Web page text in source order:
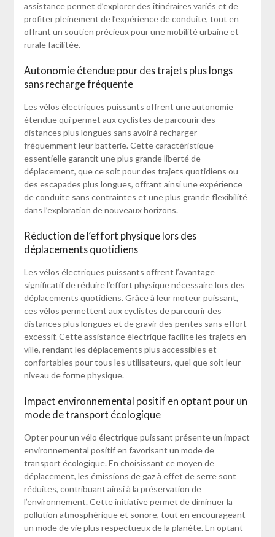
assistance permet d’explorer des itinéraires variés et de
profiter pleinement de l’expérience de conduite, tout en
offrant un soutien précieux pour une mobilité urbaine et
rurale facilitée.
Autonomie étendue pour des trajets plus longs
sans recharge fréquente
Les vélos électriques puissants offrent une autonomie
étendue qui permet aux cyclistes de parcourir des
distances plus longues sans avoir à recharger
fréquemment leur batterie. Cette caractéristique
essentielle garantit une plus grande liberté de
déplacement, que ce soit pour des trajets quotidiens ou
des escapades plus longues, offrant ainsi une expérience
de conduite sans contraintes et une plus grande flexibilité
dans l’exploration de nouveaux horizons.
Réduction de l’effort physique lors des
déplacements quotidiens
Les vélos électriques puissants offrent l’avantage
significatif de réduire l’effort physique nécessaire lors des
déplacements quotidiens. Grâce à leur moteur puissant,
ces vélos permettent aux cyclistes de parcourir des
distances plus longues et de gravir des pentes sans effort
excessif. Cette assistance électrique facilite les trajets en
ville, rendant les déplacements plus accessibles et
confortables pour tous les utilisateurs, quel que soit leur
niveau de forme physique.
Impact environnemental positif en optant pour un
mode de transport écologique
Opter pour un vélo électrique puissant présente un impact
environnemental positif en favorisant un mode de
transport écologique. En choisissant ce moyen de
déplacement, les émissions de gaz à effet de serre sont
réduites, contribuant ainsi à la préservation de
l’environnement. Cette initiative permet de diminuer la
pollution atmosphérique et sonore, tout en encourageant
un mode de vie plus respectueux de la planète. En optant